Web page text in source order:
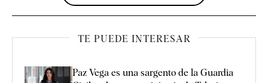
TE PUEDE INTERESAR
Paz Vega es una sargento de la Guardia